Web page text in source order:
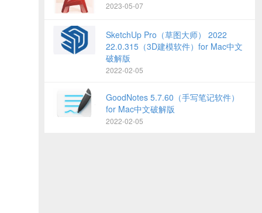
2023-05-07
SketchUp Pro（草图大师） 2022
22.0.315（3D建模软件）for Mac中文
破解版
2022-02-05
GoodNotes 5.7.60（手写笔记软件）
for Mac中文破解版
2022-02-05